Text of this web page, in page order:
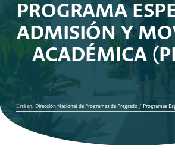
PROGRAMA
ADMISIÓN Y
ACADÉMICA
Está en: Dirección Nacional de Programas de Pregrado / Programas